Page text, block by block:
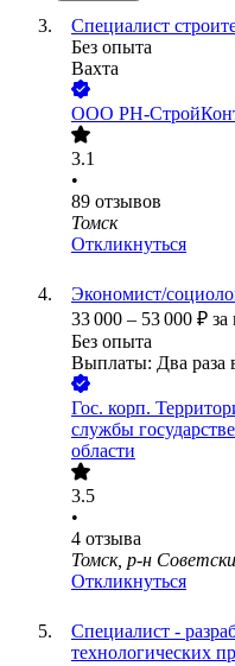
Специалист
Без опыта
Вахта
ООО РН-
3.1
•
89 отзывов
Томск
Откликнуться
Экономист/
33 000 – 53 000 ₽ за
Без опыта
Выплаты: Два раза
Гос. корп.
службы
области
3.5
•
4 отзыва
Томск, р-н
Откликнуться
Специалист -
технологических